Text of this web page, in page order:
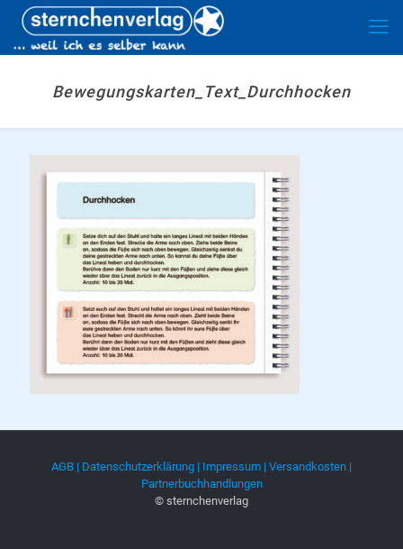
Bewegungskarten_Text_Durchhocken
AGB | Datenschutzerklärung | Impressum | Versandkosten |
Partnerbuchhandlungen
© sternchenverlag